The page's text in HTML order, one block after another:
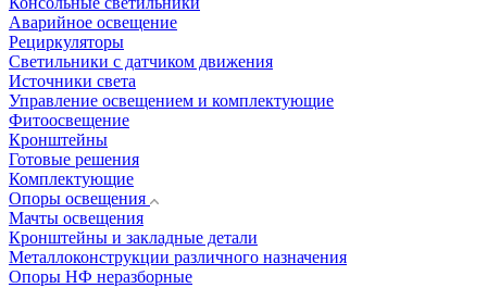
Аварийное освещение
Рециркуляторы
Светильники с датчиком движения
Источники света
Управление освещением и комплектующие
Фитоосвещение
Кронштейны
Готовые решения
Комплектующие
Опоры освещения
Мачты освещения
Кронштейны и закладные детали
Металлоконструкции различного назначения
Опоры НФ неразборные